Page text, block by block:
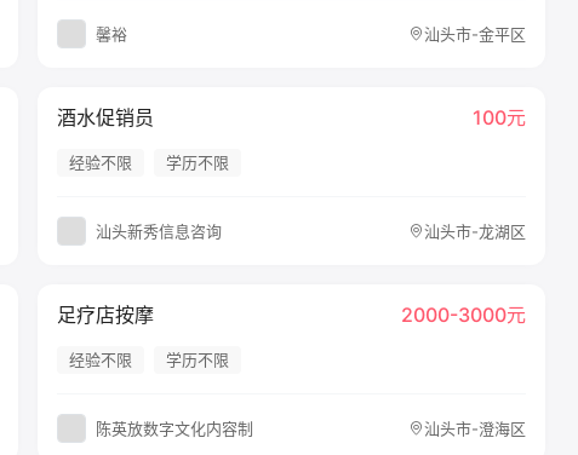
馨裕 汕头市-金平区
酒水促销员 100元
经验不限 学历不限
汕头新秀信息咨询 汕头市-龙湖区
足疗店按摩 2000-3000元
经验不限 学历不限
陈英放数字文化内容制 汕头市-澄海区